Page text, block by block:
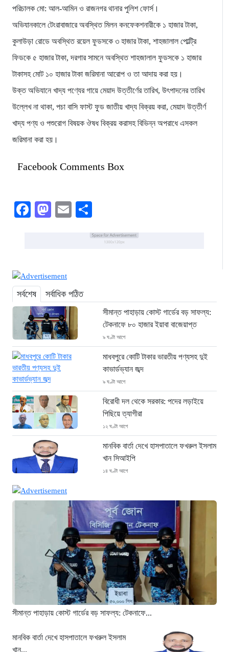
পরিচালক মো: আল-আমিন ও রাজনগর থানার পুলিশ ফোর্স।
অভিযানকালে টেংরাবাজারে অবস্থিত মিলন কনফেকশনারীকে ১ হাজার টাকা,
কুলাউড়া রোডে অবস্থিত রয়েল ফুডসকে ৩ হাজার টাকা, শাহজালাল পোল্ট্রি
ফিডকে ৫ হাজার টাকা, দরগার সামনে অবস্থিত শাহজালাল ফুডসকে ১ হাজার
টাকাসহ মোট ১০ হাজার টাকা জরিমানা আরোপ ও তা আদায় করা হয়।
উক্ত অভিযানে খাদ্য পণ্যের গায়ে মেয়াদ উত্তীর্ণের তারিখ, উৎপাদনের তারিখ
উল্লেখ না থাকা, পচা বাসি ফাস্ট ফুড জাতীয় খাদ্য বিক্রয় করা, মেয়াদ উত্তীর্ণ
খাদ্য পণ্য ও পশুরোগ বিষয়ক ঔষধ বিক্রয় করাসহ বিভিন্ন অপরাধে এসকল
জরিমানা করা হয়।
Facebook Comments Box
Facebook
Mastodon
Email
সর্বশেষ সর্বাধিক পঠিত
সীমান্ত পাহাড়ায় কোস্ট গার্ডের বড় সাফল্য:
টেকনাফে ৮০ হাজার ইয়াবা বাজেয়াপ্ত
৯ ঘণ্টা আগে
মাধবপুরে কোটি টাকার ভারতীয় পণ্যসহ দুই
কাভার্ডভ্যান জব্দ
৯ ঘণ্টা আগে
বিরোধী দল থেকে সরকার: পদের লড়াইয়ে
পিছিয়ে ত্যাগীরা
১২ ঘণ্টা আগে
মানবিক বার্তা দেখে হাসপাতালে ফখরুল ইসলাম
খান সিআইপি
১৪ ঘণ্টা আগে
গ্রেপ্তার
১৪ ঘণ্টা আগে
দৈনিক ৫শ টাকা মজুরীর দাবীতে বড়লেখায় চা
শ্রমিকদের গণবিক্ষোভ
১৪ ঘণ্টা আগে
গ্রিসের উপকূলে ১৬৮ অভিবাসী উদ্ধার:
ভেতরে ৭২ বাংলাদেশি
১৫ ঘণ্টা আগে
রাখা হয়: চিফ প্রসিকিউটর”
সীমান্ত পাহাড়ায় কোস্ট গার্ডের বড় সাফল্য: টেকনাফে...
মানবিক বার্তা দেখে হাসপাতালে ফখরুল ইসলাম
খান...